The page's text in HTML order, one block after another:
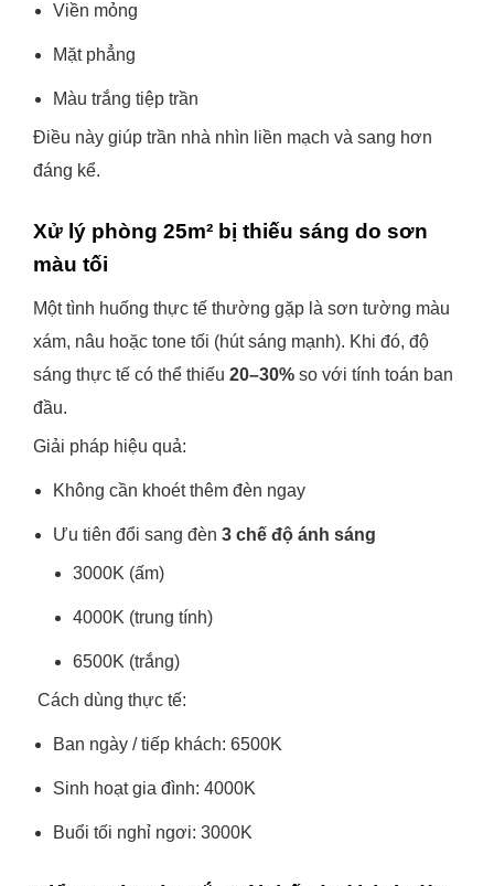
Viền mỏng
Mặt phẳng
Màu trắng tiệp trần
Điều này giúp trần nhà nhìn liền mạch và sang hơn
đáng kể.
Xử lý phòng 25m² bị thiếu sáng do sơn
màu tối
Một tình huống thực tế thường gặp là sơn tường màu
xám, nâu hoặc tone tối (hút sáng mạnh). Khi đó, độ
sáng thực tế có thể thiếu 20–30% so với tính toán ban
đầu.
Giải pháp hiệu quả:
Không cần khoét thêm đèn ngay
Ưu tiên đổi sang đèn 3 chế độ ánh sáng
3000K (ấm)
4000K (trung tính)
6500K (trắng)
Cách dùng thực tế:
Ban ngày / tiếp khách: 6500K
Sinh hoạt gia đình: 4000K
Buổi tối nghỉ ngơi: 3000K